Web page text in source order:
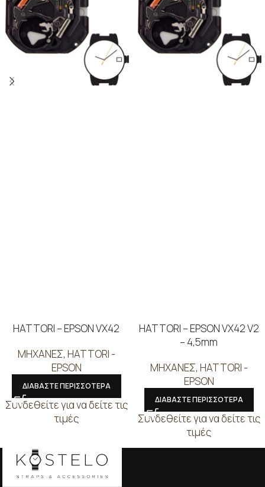
HATTORI – EPSON VX42
ΜΗΧΑΝΕΣ, HATTORI -
EPSON
ΔΙΑΒΑΣΤΕ ΠΕΡΙΣΣΟΤΕΡΑ
Συνδεθείτε για να δείτε τις
τιμές
HATTORI – EPSON VX42 V2
– 4,5mm
ΜΗΧΑΝΕΣ, HATTORI -
EPSON
ΔΙΑΒΑΣΤΕ ΠΕΡΙΣΣΟΤΕΡΑ
Συνδεθείτε για να δείτε τις
τιμές